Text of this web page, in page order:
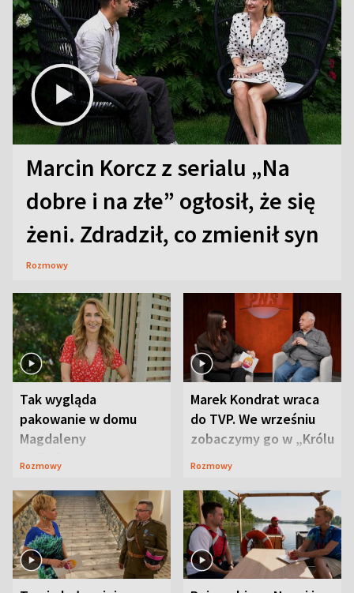
Marcin Korcz z serialu „Na
dobre i na złe” ogłosił, że się
żeni. Zdradził, co zmienił syn
Rozmowy
Tak wygląda
pakowanie w domu
Magdaleny
Waligórskiej-Lisieckiej.
Rozmowy
Marek Kondrat wraca
do TVP. We wrześniu
zobaczymy go w „Królu
Maciusiu I”
Rozmowy